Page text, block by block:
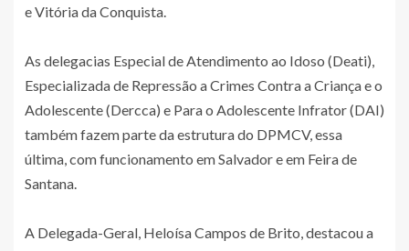
e Vitória da Conquista.
As delegacias Especial de Atendimento ao Idoso (Deati),
Especializada de Repressão a Crimes Contra a Criança e o
Adolescente (Dercca) e Para o Adolescente Infrator (DAI)
também fazem parte da estrutura do DPMCV, essa
última, com funcionamento em Salvador e em Feira de
Santana.
A Delegada-Geral, Heloísa Campos de Brito, destacou a